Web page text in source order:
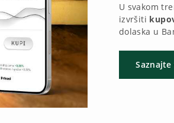
U svakom
izvršiti
dolaska u
Saznajte